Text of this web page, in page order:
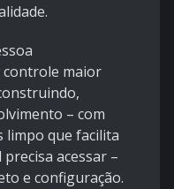
controle maior
– com
limpo que facilita
acessar –
e configuração.